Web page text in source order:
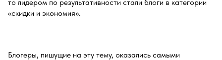
то лидером по результативности стали блоги в категории
«скидки и экономия».
Блогеры, пишущие на эту тему, оказались самыми